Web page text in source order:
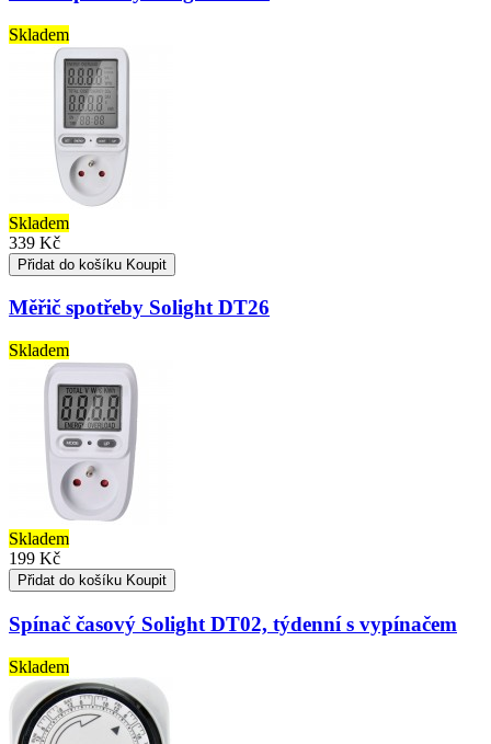
Skladem
Skladem
339 Kč
Přidat do košíku Koupit
Měřič spotřeby Solight DT26
Skladem
Skladem
199 Kč
Přidat do košíku Koupit
Spínač časový Solight DT02, týdenní s vypínačem
Skladem